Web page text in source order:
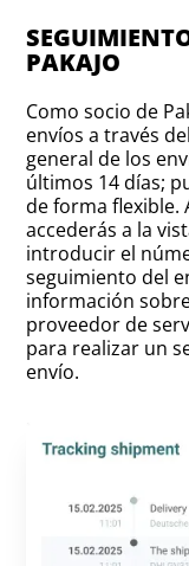
PAKAJO
Como socio de
envíos a través
general de los
últimos 14 días;
de forma flexible.
accederás a la
introducir el
seguimiento del
información
proveedor de
para realizar un
envío.